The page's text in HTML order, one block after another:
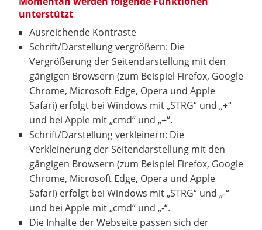
unterstützt
Ausreichende Kontraste
Schrift/Darstellung vergrößern: Die
Vergrößerung der Seitendarstellung mit den
gängigen Browsern (zum Beispiel Firefox, Google
Chrome, Microsoft Edge, Opera und Apple
Safari) erfolgt bei Windows mit „STRG“ und „+“
und bei Apple mit „cmd“ und „+“.
Schrift/Darstellung verkleinern: Die
Verkleinerung der Seitendarstellung mit den
gängigen Browsern (zum Beispiel Firefox, Google
Chrome, Microsoft Edge, Opera und Apple
Safari) erfolgt bei Windows mit „STRG“ und „-“
und bei Apple mit „cmd“ und „-“.
Die Inhalte der Webseite passen sich der